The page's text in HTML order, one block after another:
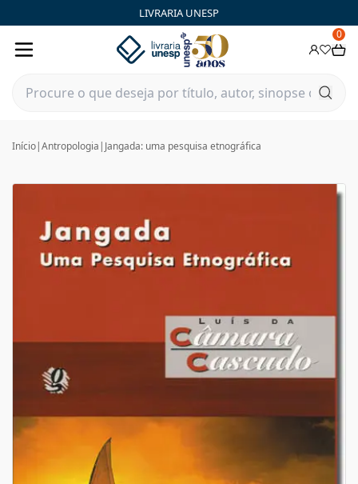
LIVRARIA UNESP
0
Início|Antropologia | Jangada: uma pesquisa etnográfica